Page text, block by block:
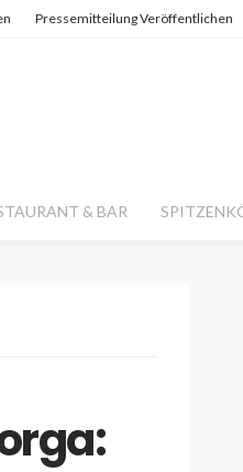
Pressemitteilung Veröffentlichen
& BAR